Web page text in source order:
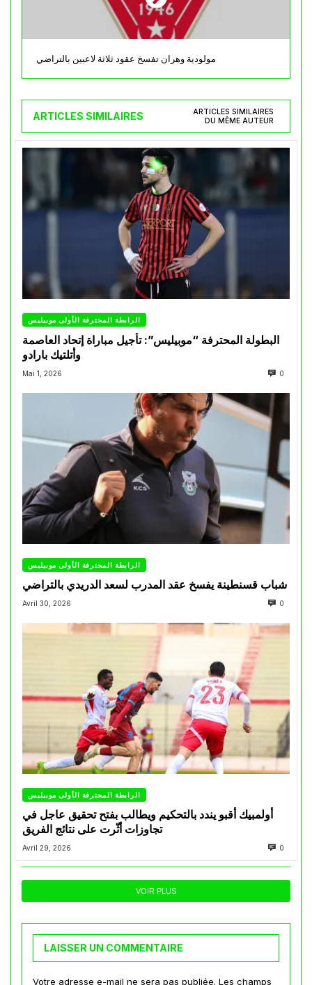
مولودية وهران تفسخ عقود ثلاثة لاعبين بالتراضي
ARTICLES SIMILAIRES
ARTICLES SIMILAIRES
DU MÊME AUTEUR
الرابطة المحترفة الأولى موبيليس
البطولة المحترفة “موبيليس”: تأجيل مباراة إتحاد العاصمة
وأتلتيك بارادو
Mai 1, 2026 0
الرابطة المحترفة الأولى موبيليس
شباب قسنطينة يفسخ عقد المدرب لسعد الدريدي بالتراضي
Avril 30, 2026 0
الرابطة المحترفة الأولى موبيليس
أولمبيك أقبو يندد بالتحكيم ويطالب بفتح تحقيق عاجل في
تجاوزات أثّرت على نتائج الفريق
Avril 29, 2026 0
VOIR PLUS
LAISSER UN COMMENTAIRE
Votre adresse e-mail ne sera pas publiée. Les champs